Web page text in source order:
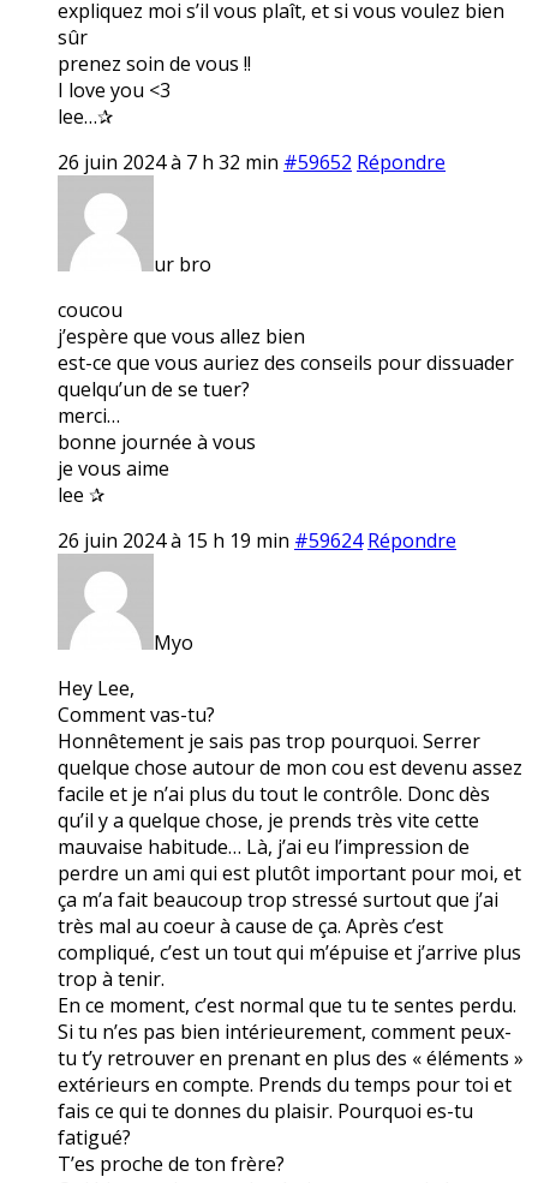
expliquez moi s’il vous plaît, et si vous voulez bien
sûr
prenez soin de vous !!
I love you <3
lee…✰
26 juin 2024 à 7 h 32 min #59652 Répondre
ur bro
coucou
j’espère que vous allez bien
est-ce que vous auriez des conseils pour dissuader
quelqu’un de se tuer?
merci…
bonne journée à vous
je vous aime
lee ✰
26 juin 2024 à 15 h 19 min #59624 Répondre
Myo
Hey Lee,
Comment vas-tu?
Honnêtement je sais pas trop pourquoi. Serrer
quelque chose autour de mon cou est devenu assez
facile et je n’ai plus du tout le contrôle. Donc dès
qu’il y a quelque chose, je prends très vite cette
mauvaise habitude… Là, j’ai eu l’impression de
perdre un ami qui est plutôt important pour moi, et
ça m’a fait beaucoup trop stressé surtout que j’ai
très mal au coeur à cause de ça. Après c’est
compliqué, c’est un tout qui m’épuise et j’arrive plus
trop à tenir.
En ce moment, c’est normal que tu te sentes perdu.
Si tu n’es pas bien intérieurement, comment peux-
tu t’y retrouver en prenant en plus des « éléments »
extérieurs en compte. Prends du temps pour toi et
fais ce qui te donnes du plaisir. Pourquoi es-tu
fatigué?
T’es proche de ton frère?